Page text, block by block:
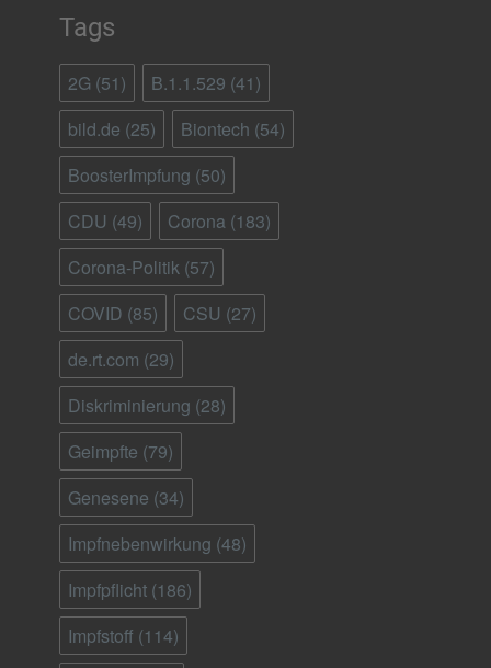
Tags
2G (51) B.1.1.529 (41)
bild.de (25) Biontech (54)
BoosterImpfung (50)
CDU (49) Corona (183)
Corona-Politik (57)
COVID (85) CSU (27)
de.rt.com (29)
Diskriminierung (28)
Geimpfte (79)
Genesene (34)
Impfnebenwirkung (48)
Impfpflicht (186)
Impfstoff (114)